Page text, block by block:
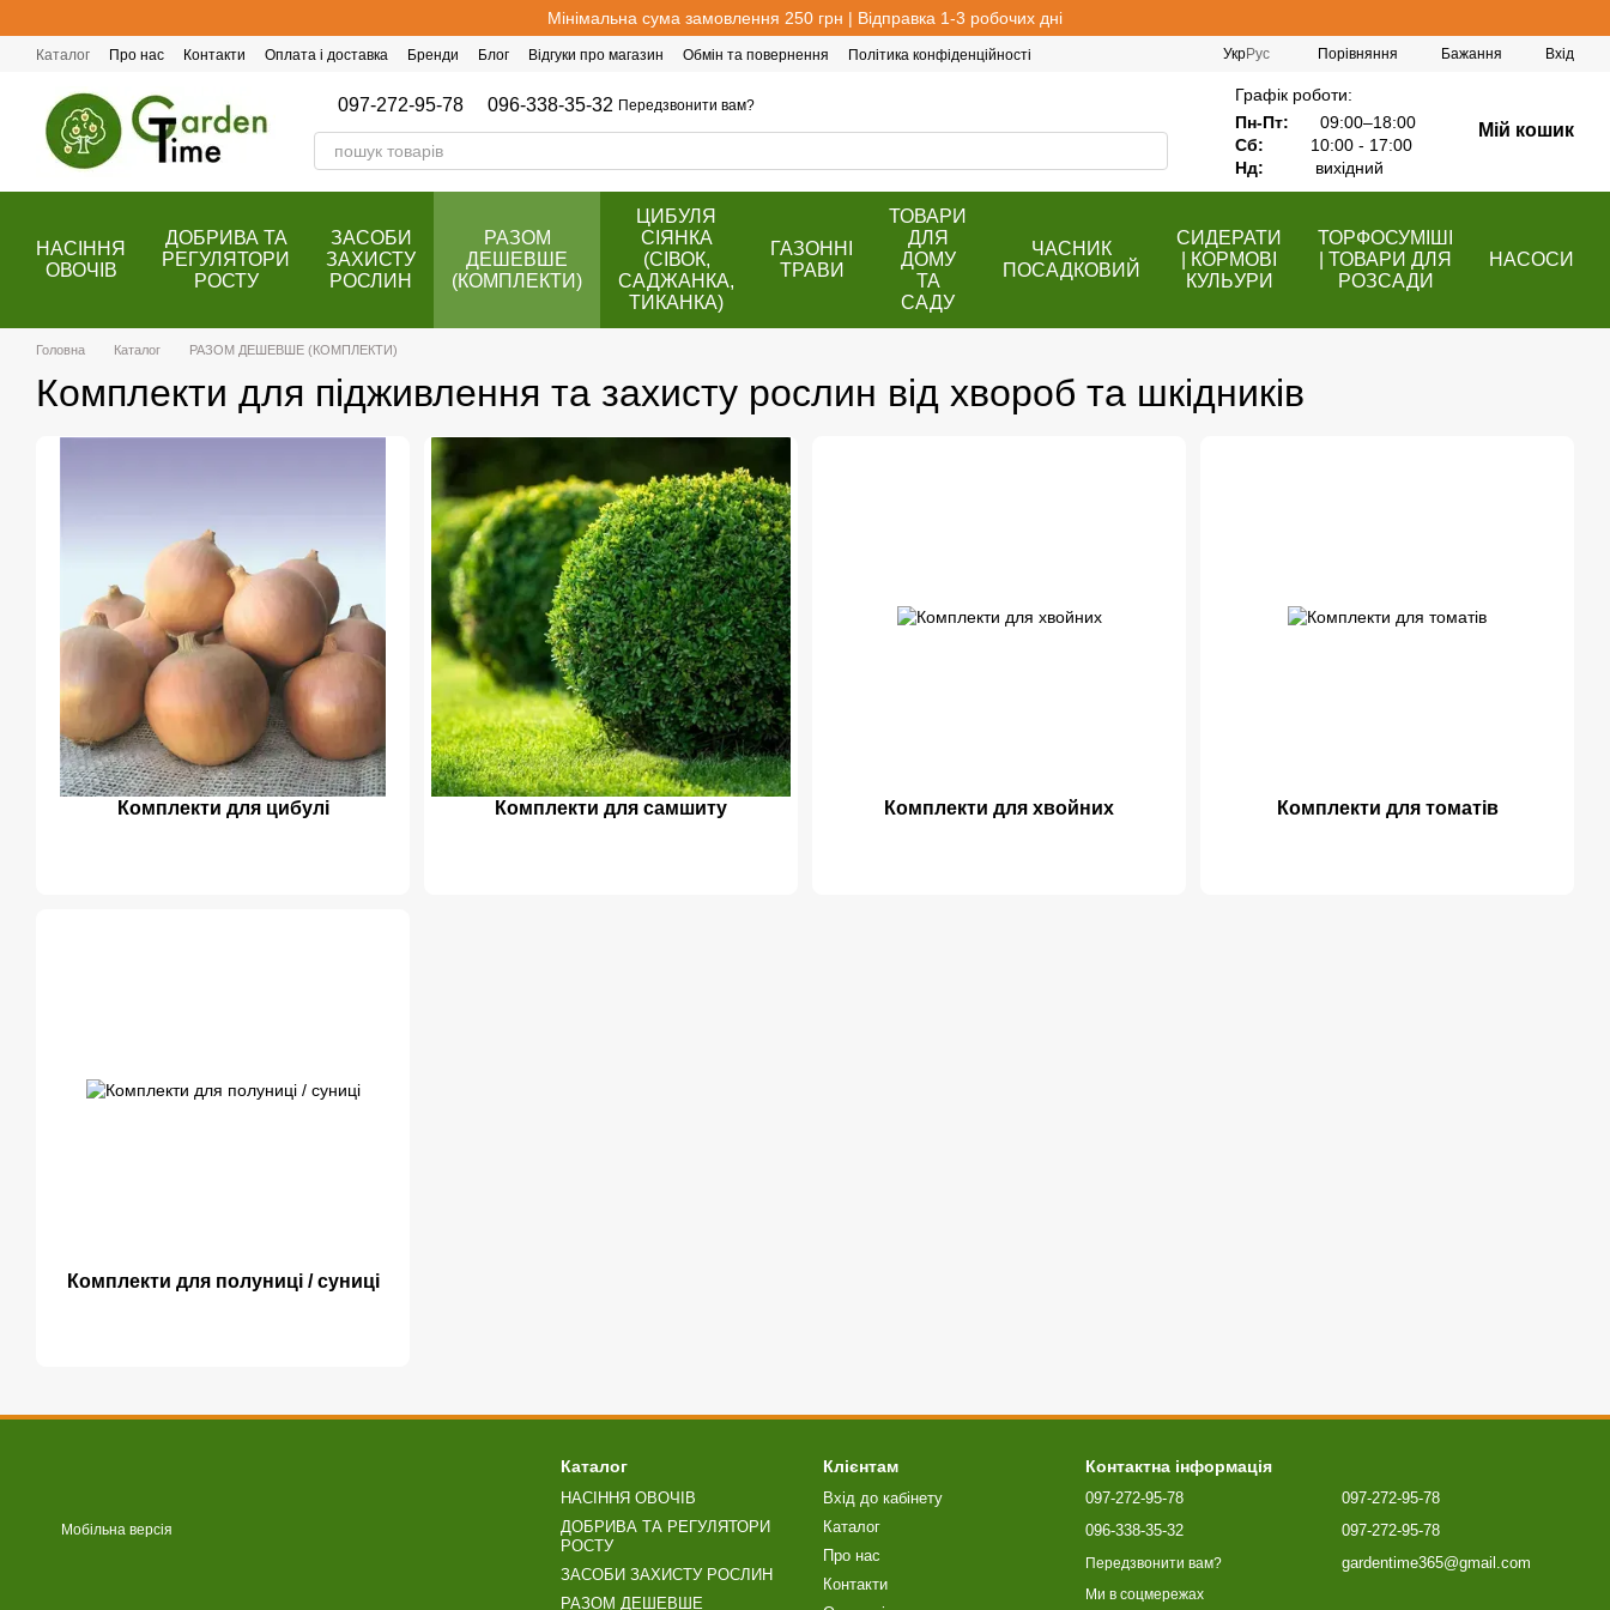
Мінімальна сума замовлення 250 грн | Відправка 1-3 робочих дні
Каталог Про нас Контакти Оплата і доставка Бренди Блог Відгуки про магазин Обмін та повернення
Політика конфіденційності
УкрРус Порівняння Бажання Вхід
097-272-95-78 096-338-35-32 Передзвонити вам?
Графік роботи:
Пн-Пт:
09:00–18:00
Сб:
10:00 - 17:00
Нд:
вихідний
Мій кошик
НАСІННЯ
ОВОЧІВ
ДОБРИВА ТА
РЕГУЛЯТОРИ
РОСТУ
ЗАСОБИ
ЗАХИСТУ
РОСЛИН
РАЗОМ
ДЕШЕВШЕ
(КОМПЛЕКТИ)
ЦИБУЛЯ
СІЯНКА
(СІВОК,
САДЖАНКА,
ТИКАНКА)
ГАЗОННІ
ТРАВИ
ТОВАРИ
ДЛЯ
ДОМУ
ТА
САДУ
ЧАСНИК
ПОСАДКОВИЙ
СИДЕРАТИ
| КОРМОВІ
КУЛЬУРИ
ТОРФОСУМІШІ
| ТОВАРИ ДЛЯ
РОЗСАДИ
НАСОСИ
Головна Каталог РАЗОМ ДЕШЕВШЕ (КОМПЛЕКТИ)
Комплекти для підживлення та захисту рослин від хвороб та шкідників
Комплекти для цибулі Комплекти для самшиту Комплекти для хвойних Комплекти для томатів
Комплекти для полуниці / суниці
Мобільна версія
Каталог
НАСІННЯ ОВОЧІВ
ДОБРИВА ТА РЕГУЛЯТОРИ
РОСТУ
ЗАСОБИ ЗАХИСТУ РОСЛИН
РАЗОМ ДЕШЕВШЕ
Клієнтам
Вхід до кабінету
Каталог
Про нас
Контакти
Контактна інформація
097-272-95-78
096-338-35-32
Передзвонити вам?
097-272-95-78
097-272-95-78
gardentime365@gmail.com
Ми в соцмережах